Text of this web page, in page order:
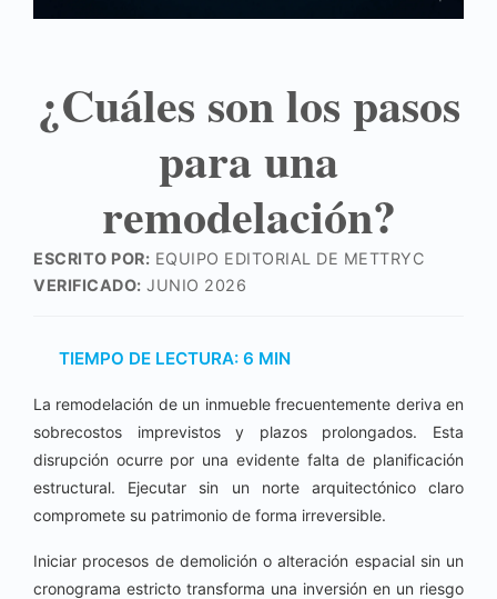
¿Cuáles son los pasos
para una
remodelación?
ESCRITO POR: EQUIPO EDITORIAL DE METTRYC
VERIFICADO: JUNIO 2026
TIEMPO DE LECTURA: 6 MIN
La remodelación de un inmueble frecuentemente deriva en
sobrecostos imprevistos y plazos prolongados. Esta
disrupción ocurre por una evidente falta de planificación
estructural. Ejecutar sin un norte arquitectónico claro
compromete su patrimonio de forma irreversible.
Iniciar procesos de demolición o alteración espacial sin un
cronograma estricto transforma una inversión en un riesgo